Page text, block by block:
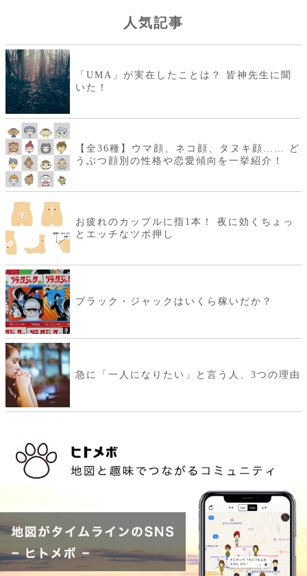
人気記事
「UMA」が実在したことは？ 皆神先生に聞
いた！
【全36種】ウマ顔、ネコ顔、タヌキ顔…… ど
うぶつ顔別の性格や恋愛傾向を一挙紹介！
お疲れのカップルに指1本！ 夜に効くちょっ
とエッチなツボ押し
ブラック・ジャックはいくら稼いだか？
急に「一人になりたい」と言う人、3つの理由